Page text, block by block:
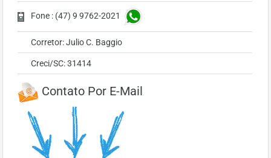
Fone : (47) 9 9762-2021
Corretor: Julio C. Baggio
Creci/SC: 31414
Contato Por E-Mail